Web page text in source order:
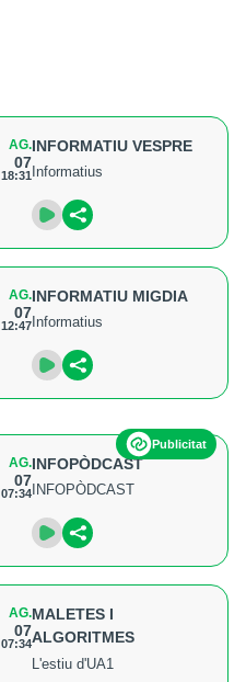
AG.
07
18:31
INFORMATIU VESPRE
Informatius
AG.
07
12:47
INFORMATIU MIGDIA
Informatius
Publicitat
AG.
07
07:34
INFOPÒDCAST
INFOPÒDCAST
AG.
07
07:34
MALETES I
ALGORITMES
L'estiu d'UA1